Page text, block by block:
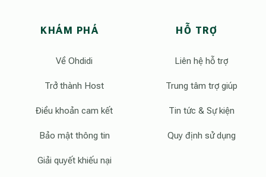
KHÁM PHÁ
Về Ohdidi
Trở thành Host
Điều khoản cam kết
Bảo mật thông tin
Giải quyết khiếu nại
HỖ TRỢ
Liên hệ hỗ trợ
Trung tâm trợ giúp
Tin tức & Sự kiện
Quy định sử dụng